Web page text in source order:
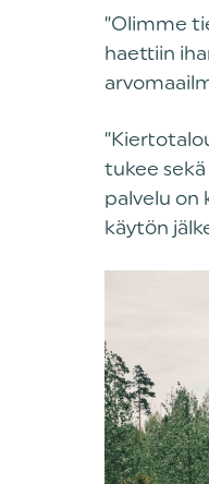
”Olimme
haettiin
tukee
palvelu on
käytön